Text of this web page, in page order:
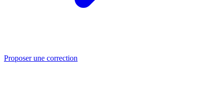
Proposer une correction